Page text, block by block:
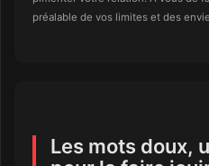
préalable de vos limites et des
Les mots doux,